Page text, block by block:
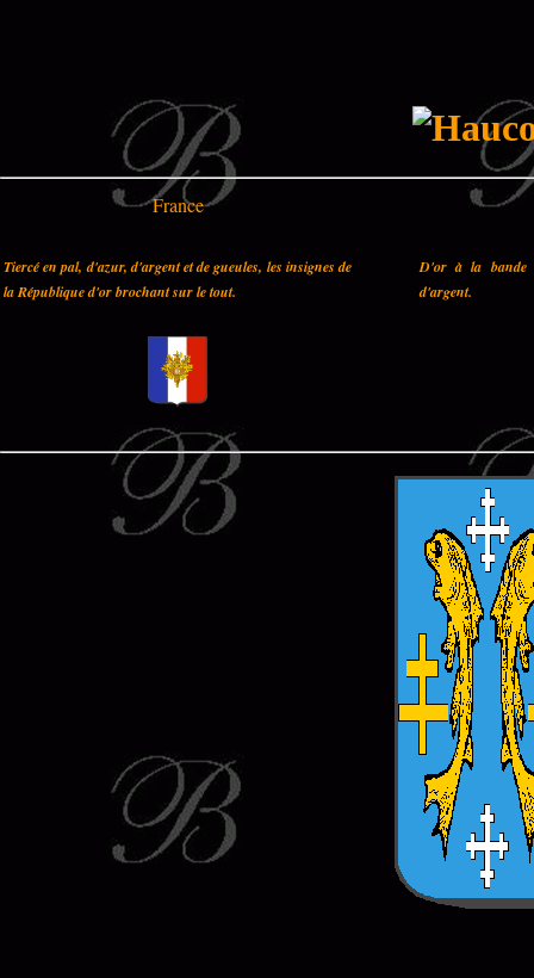
France
Tiercé en pal, d'azur, d'argent et de gueules, les insignes de
la République d'or brochant sur le tout.
D'or à la bande
d'argent.